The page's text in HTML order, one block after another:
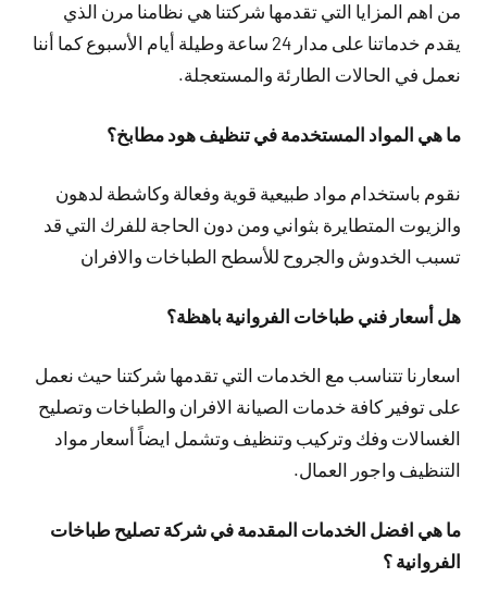
من اهم المزايا التي تقدمها شركتنا هي نظامنا مرن الذي
يقدم خدماتنا على مدار 24 ساعة وطيلة أيام الأسبوع كما أننا
نعمل في الحالات الطارئة والمستعجلة.
ما هي المواد المستخدمة في تنظيف هود مطابخ؟
نقوم باستخدام مواد طبيعية قوية وفعالة وكاشطة لدهون
والزيوت المتطايرة بثواني ومن دون الحاجة للفرك التي قد
تسبب الخدوش والجروح للأسطح الطباخات والافران
هل أسعار فني طباخات الفروانية باهظة؟
اسعارنا تتناسب مع الخدمات التي تقدمها شركتنا حيث نعمل
على توفير كافة خدمات الصيانة الافران والطباخات وتصليح
الغسالات وفك وتركيب وتنظيف وتشمل ايضاً أسعار مواد
التنظيف واجور العمال.
ما هي افضل الخدمات المقدمة في شركة تصليح طباخات
الفروانية ؟